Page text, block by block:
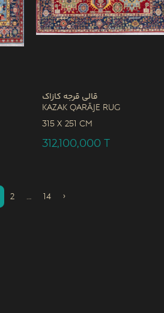
قالی قرجه کازاک
Kazak Qarāje Rug
315 x 251 CM
312,100,000 T
2 … 14 ›